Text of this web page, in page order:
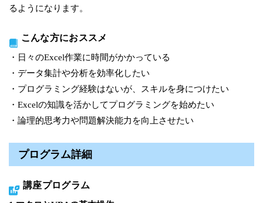
るようになります。
こんな方におススメ
・日々のExcel作業に時間がかかっている
・データ集計や分析を効率化したい
・プログラミング経験はないが、スキルを身につけたい
・Excelの知識を活かしてプログラミングを始めたい
・論理的思考力や問題解決能力を向上させたい
プログラム詳細
講座プログラム